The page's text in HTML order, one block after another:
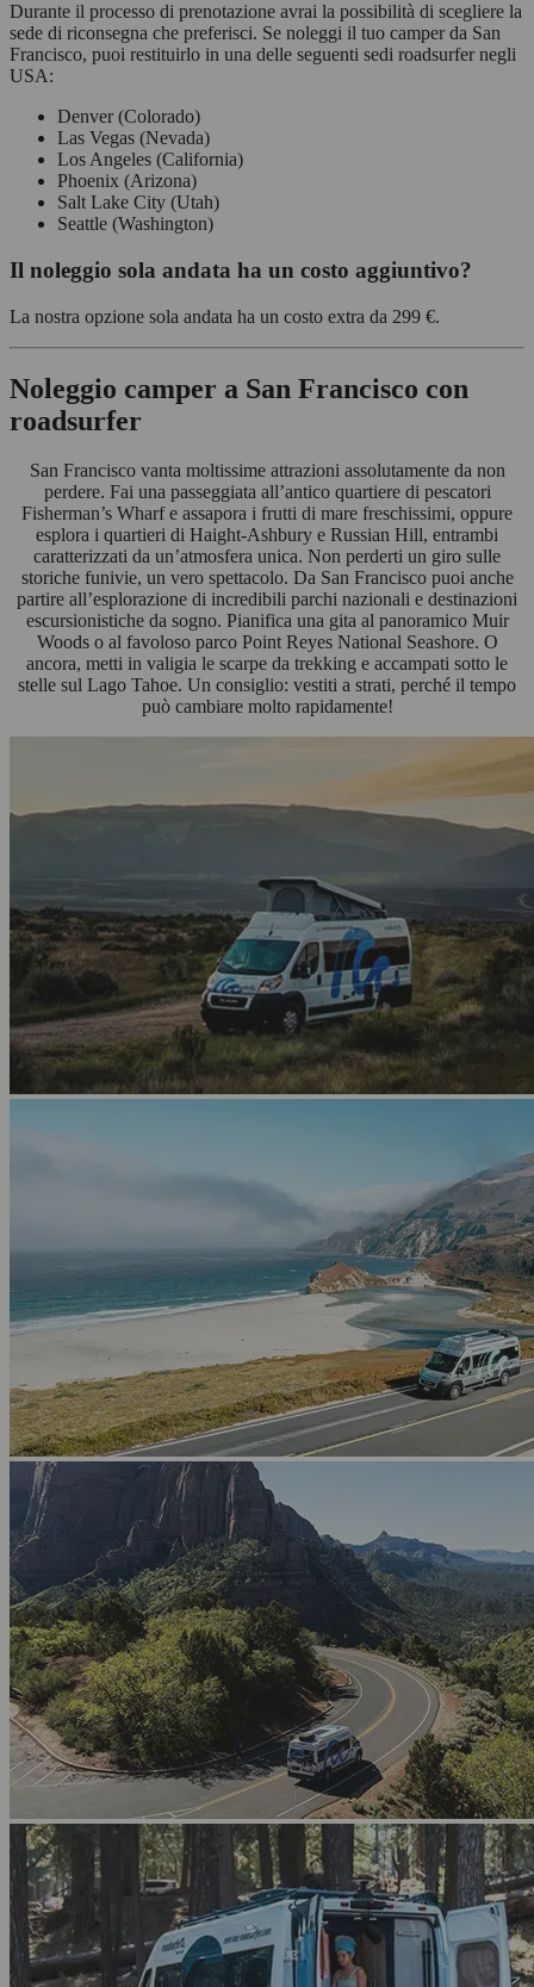
Durante il processo di prenotazione avrai la possibilità di scegliere la
sede di riconsegna che preferisci. Se noleggi il tuo camper da San
Francisco, puoi restituirlo in una delle seguenti sedi roadsurfer negli
USA:
Denver (Colorado)
Las Vegas (Nevada)
Los Angeles (California)
Phoenix (Arizona)
Salt Lake City (Utah)
Seattle (Washington)
Il noleggio sola andata ha un costo aggiuntivo?
La nostra opzione sola andata ha un costo extra da 299 €.
Noleggio camper a San Francisco con
roadsurfer
San Francisco vanta moltissime attrazioni assolutamente da non
perdere. Fai una passeggiata all’antico quartiere di pescatori
Fisherman’s Wharf e assapora i frutti di mare freschissimi, oppure
esplora i quartieri di Haight-Ashbury e Russian Hill, entrambi
caratterizzati da un’atmosfera unica. Non perderti un giro sulle
storiche funivie, un vero spettacolo. Da San Francisco puoi anche
partire all’esplorazione di incredibili parchi nazionali e destinazioni
escursionistiche da sogno. Pianifica una gita al panoramico Muir
Woods o al favoloso parco Point Reyes National Seashore. O
ancora, metti in valigia le scarpe da trekking e accampati sotto le
stelle sul Lago Tahoe. Un consiglio: vestiti a strati, perché il tempo
può cambiare molto rapidamente!